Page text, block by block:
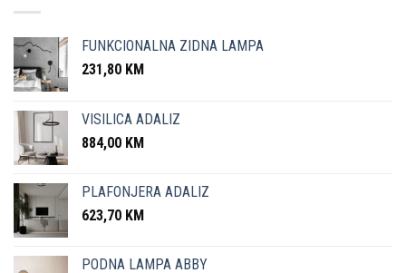
FUNKCIONALNA ZIDNA LAMPA
231,80 KM
VISILICA ADALIZ
884,00 KM
PLAFONJERA ADALIZ
623,70 KM
PODNA LAMPA ABBY